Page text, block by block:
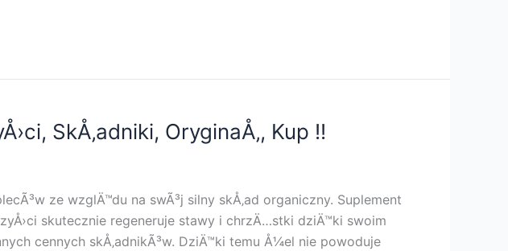
SkÅ‚adniki, OryginaÅ‚, Kup !!
ze wzglÄ™du na swÃ³j silny skÅ‚ad organiczny. Suplement
skutecznie regeneruje stawy i chrzÄ…stki dziÄ™ki swoim
cennych skÅ‚adnikÃ³w. DziÄ™ki temu Å¼el nie powoduje